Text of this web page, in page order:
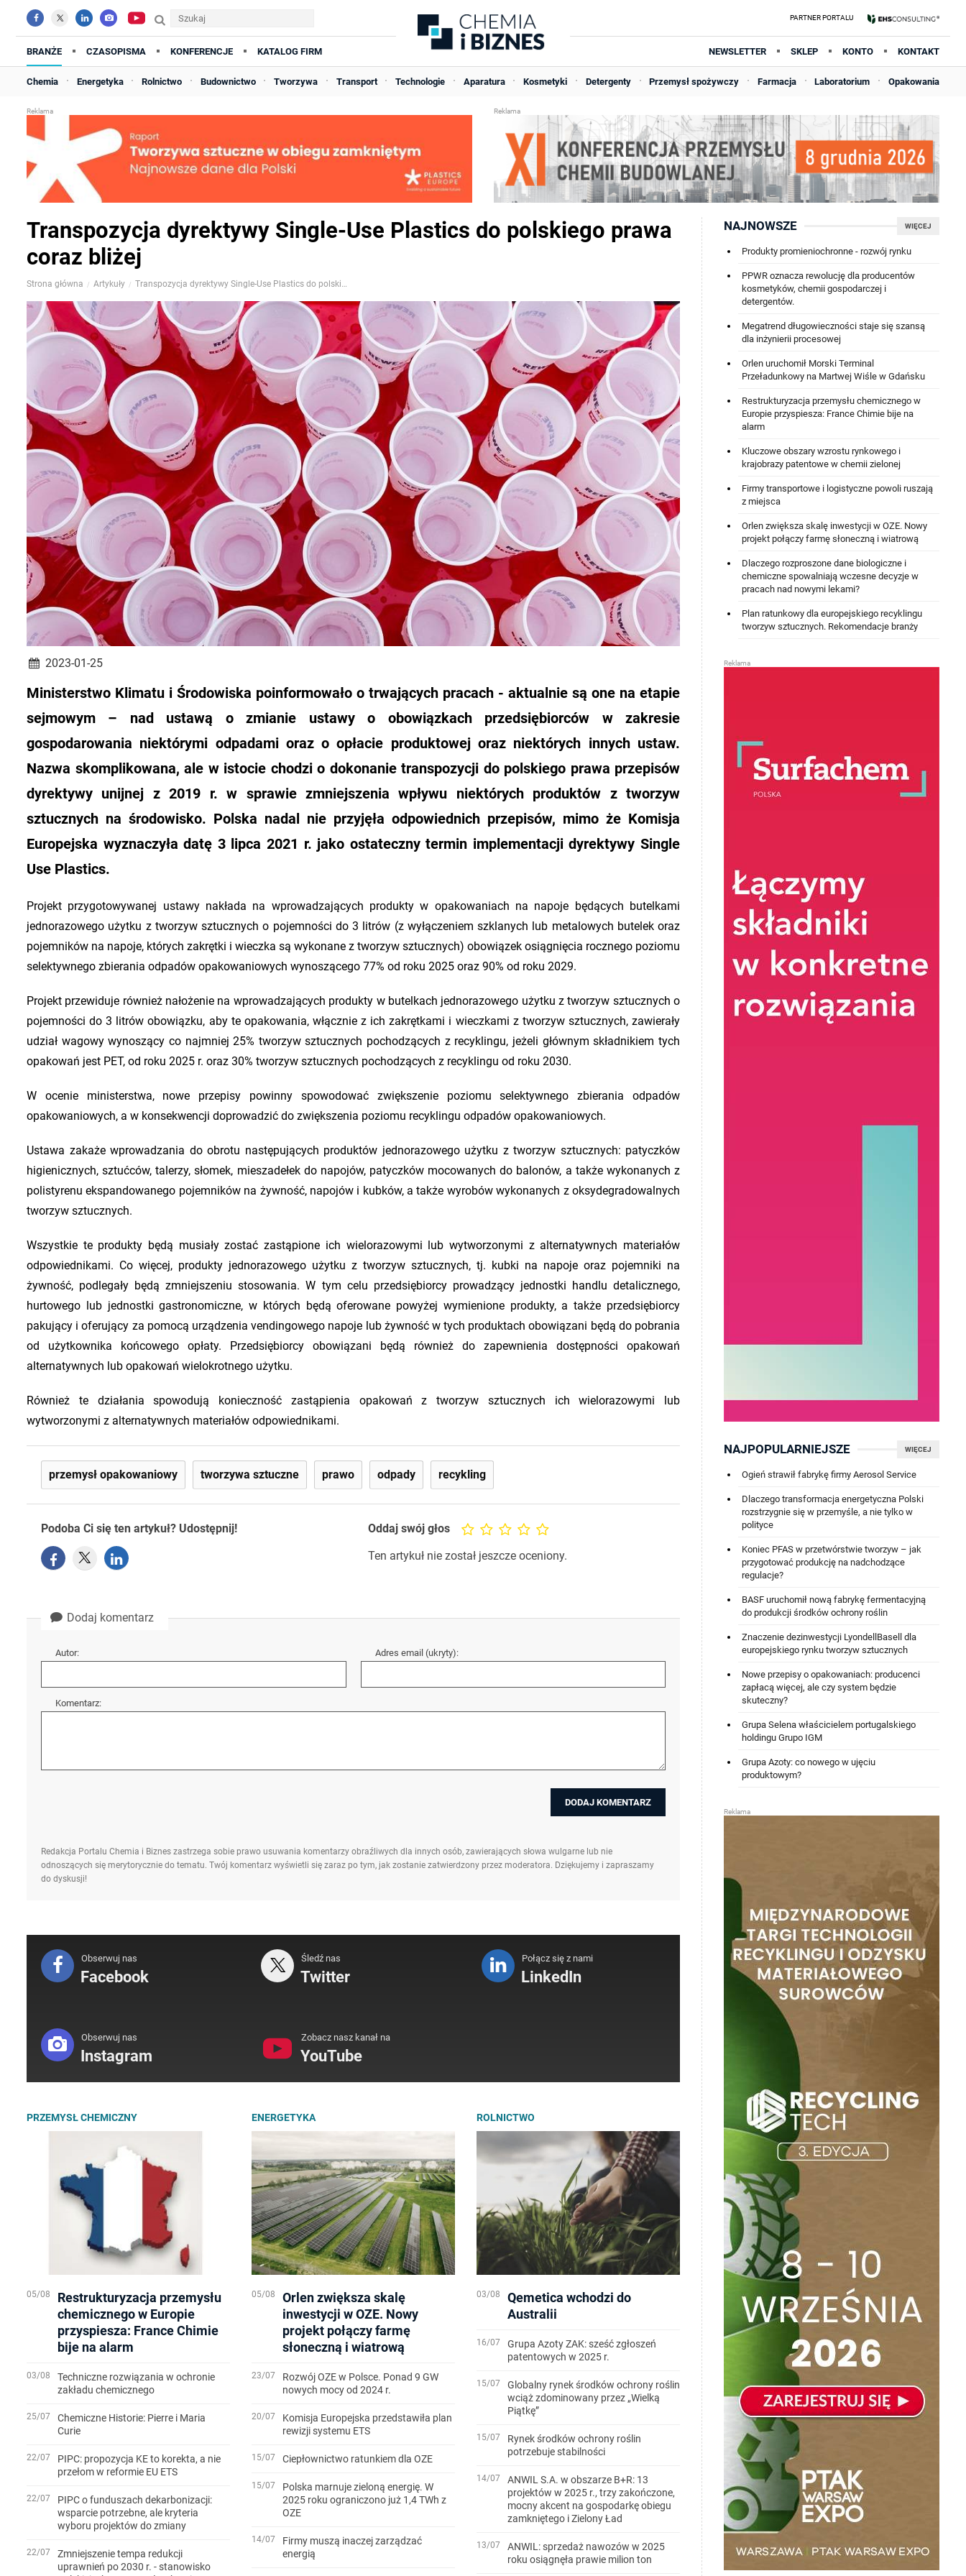
BRANŻE CZASOPISMA KONFERENCJE KATALOG FIRM NEWSLETTER SKLEP KONTO KONTAKT
Chemia Energetyka Rolnictwo Budownictwo Tworzywa Transport Technologie Aparatura Kosmetyki Detergenty Przemysł spożywczy Farmacja Laboratorium Opakowania
Transpozycja dyrektywy Single-Use Plastics do polskiego prawa
coraz bliżej
Strona główna Artykuły Transpozycja dyrektywy Single-Use Plastics do polskiego prawa coraz bliżej
2023-01-25
Ministerstwo Klimatu i Środowiska poinformowało o trwających pracach - aktualnie są one na etapie
sejmowym – nad ustawą o zmianie ustawy o obowiązkach przedsiębiorców w zakresie
gospodarowania niektórymi odpadami oraz o opłacie produktowej oraz niektórych innych ustaw.
Nazwa skomplikowana, ale w istocie chodzi o dokonanie transpozycji do polskiego prawa przepisów
dyrektywy unijnej z 2019 r. w sprawie zmniejszenia wpływu niektórych produktów z tworzyw
sztucznych na środowisko. Polska nadal nie przyjęła odpowiednich przepisów, mimo że Komisja
Europejska wyznaczyła datę 3 lipca 2021 r. jako ostateczny termin implementacji dyrektywy Single
Use Plastics.
Projekt przygotowywanej ustawy nakłada na wprowadzających produkty w opakowaniach na napoje będących butelkami
jednorazowego użytku z tworzyw sztucznych o pojemności do 3 litrów (z wyłączeniem szklanych lub metalowych butelek oraz
pojemników na napoje, których zakrętki i wieczka są wykonane z tworzyw sztucznych) obowiązek osiągnięcia rocznego poziomu
selektywnego zbierania odpadów opakowaniowych wynoszącego 77% od roku 2025 oraz 90% od roku 2029.
Projekt przewiduje również nałożenie na wprowadzających produkty w butelkach jednorazowego użytku z tworzyw sztucznych o
pojemności do 3 litrów obowiązku, aby te opakowania, włącznie z ich zakrętkami i wieczkami z tworzyw sztucznych, zawierały
udział wagowy wynoszący co najmniej 25% tworzyw sztucznych pochodzących z recyklingu, jeżeli głównym składnikiem tych
opakowań jest PET, od roku 2025 r. oraz 30% tworzyw sztucznych pochodzących z recyklingu od roku 2030.
W ocenie ministerstwa, nowe przepisy powinny spowodować zwiększenie poziomu selektywnego zbierania odpadów
opakowaniowych, a w konsekwencji doprowadzić do zwiększenia poziomu recyklingu odpadów opakowaniowych.
Ustawa zakaże wprowadzania do obrotu następujących produktów jednorazowego użytku z tworzyw sztucznych: patyczków
higienicznych, sztućców, talerzy, słomek, mieszadełek do napojów, patyczków mocowanych do balonów, a także wykonanych z
polistyrenu ekspandowanego pojemników na żywność, napojów i kubków, a także wyrobów wykonanych z oksydegradowalnych
tworzyw sztucznych.
Wszystkie te produkty będą musiały zostać zastąpione ich wielorazowymi lub wytworzonymi z alternatywnych materiałów
odpowiednikami. Co więcej, produkty jednorazowego użytku z tworzyw sztucznych, tj. kubki na napoje oraz pojemniki na
żywność, podlegały będą zmniejszeniu stosowania. W tym celu przedsiębiorcy prowadzący jednostki handlu detalicznego,
hurtowego lub jednostki gastronomiczne, w których będą oferowane powyżej wymienione produkty, a także przedsiębiorcy
pakujący i oferujący za pomocą urządzenia vendingowego napoje lub żywność w tych produktach obowiązani będą do pobrania
od użytkownika końcowego opłaty. Przedsiębiorcy obowiązani będą również do zapewnienia dostępności opakowań
alternatywnych lub opakowań wielokrotnego użytku.
Również te działania spowodują konieczność zastąpienia opakowań z tworzyw sztucznych ich wielorazowymi lub
wytworzonymi z alternatywnych materiałów odpowiednikami.
przemysł opakowaniowy tworzywa sztuczne prawo odpady recykling
Podoba Ci się ten artykuł? Udostępnij! Oddaj swój głos
Ten artykuł nie został jeszcze oceniony.
Dodaj komentarz
Autor: Adres email (ukryty):
Komentarz:
Redakcja Portalu Chemia i Biznes zastrzega sobie prawo usuwania komentarzy obraźliwych dla innych osób, zawierających słowa wulgarne lub nie
odnoszących się merytorycznie do tematu. Twój komentarz wyświetli się zaraz po tym, jak zostanie zatwierdzony przez moderatora. Dziękujemy i zapraszamy
do dyskusji!
Obserwuj nas
Facebook
Śledź nas
Twitter
Połącz się z nami
LinkedIn
Obserwuj nas
Instagram
Zobacz nasz kanał na
YouTube
PRZEMYSŁ CHEMICZNY
05/08
Restrukturyzacja przemysłu
chemicznego w Europie
przyspiesza: France Chimie
bije na alarm
03/08
Techniczne rozwiązania w ochronie
zakładu chemicznego
25/07
Chemiczne Historie: Pierre i Maria
Curie
22/07
PIPC: propozycja KE to korekta, a nie
przełom w reformie EU ETS
22/07
PIPC o funduszach dekarbonizacji:
wsparcie potrzebne, ale kryteria
wyboru projektów do zmiany
22/07
Zmniejszenie tempa redukcji
uprawnień po 2030 r. - stanowisko
ENERGETYKA
05/08
Orlen zwiększa skalę
inwestycji w OZE. Nowy
projekt połączy farmę
słoneczną i wiatrową
23/07
Rozwój OZE w Polsce. Ponad 9 GW
nowych mocy od 2024 r.
20/07
Komisja Europejska przedstawiła plan
rewizji systemu ETS
15/07 Ciepłownictwo ratunkiem dla OZE
15/07
Polska marnuje zieloną energię. W
2025 roku ograniczono już 1,4 TWh z
OZE
14/07
Firmy muszą inaczej zarządzać
energią
ROLNICTWO
03/08
Qemetica wchodzi do
Australii
16/07
Grupa Azoty ZAK: sześć zgłoszeń
patentowych w 2025 r.
15/07
Globalny rynek środków ochrony roślin
wciąż zdominowany przez „Wielką
Piątkę”
15/07
Rynek środków ochrony roślin
potrzebuje stabilności
14/07
ANWIL S.A. w obszarze B+R: 13
projektów w 2025 r., trzy zakończone,
mocny akcent na gospodarkę obiegu
zamkniętego i Zielony Ład
13/07
ANWIL: sprzedaż nawozów w 2025
roku osiągnęła prawie milion ton
WIĘCEJ
NAJNOWSZE
Produkty promieniochronne - rozwój rynku
PPWR oznacza rewolucję dla producentów
kosmetyków, chemii gospodarczej i
detergentów.
Megatrend długowieczności staje się szansą
dla inżynierii procesowej
Orlen uruchomił Morski Terminal
Przeładunkowy na Martwej Wiśle w Gdańsku
Restrukturyzacja przemysłu chemicznego w
Europie przyspiesza: France Chimie bije na
alarm
Kluczowe obszary wzrostu rynkowego i
krajobrazy patentowe w chemii zielonej
Firmy transportowe i logistyczne powoli ruszają
z miejsca
Orlen zwiększa skalę inwestycji w OZE. Nowy
projekt połączy farmę słoneczną i wiatrową
Dlaczego rozproszone dane biologiczne i
chemiczne spowalniają wczesne decyzje w
pracach nad nowymi lekami?
Plan ratunkowy dla europejskiego recyklingu
tworzyw sztucznych. Rekomendacje branży
WIĘCEJ
NAJPOPULARNIEJSZE
Ogień strawił fabrykę firmy Aerosol Service
Dlaczego transformacja energetyczna Polski
rozstrzygnie się w przemyśle, a nie tylko w
polityce
Koniec PFAS w przetwórstwie tworzyw – jak
przygotować produkcję na nadchodzące
regulacje?
BASF uruchomił nową fabrykę fermentacyjną
do produkcji środków ochrony roślin
Znaczenie dezinwestycji LyondellBasell dla
europejskiego rynku tworzyw sztucznych
Nowe przepisy o opakowaniach: producenci
zapłacą więcej, ale czy system będzie
skuteczny?
Grupa Selena właścicielem portugalskiego
holdingu Grupo IGM
Grupa Azoty: co nowego w ujęciu
produktowym?